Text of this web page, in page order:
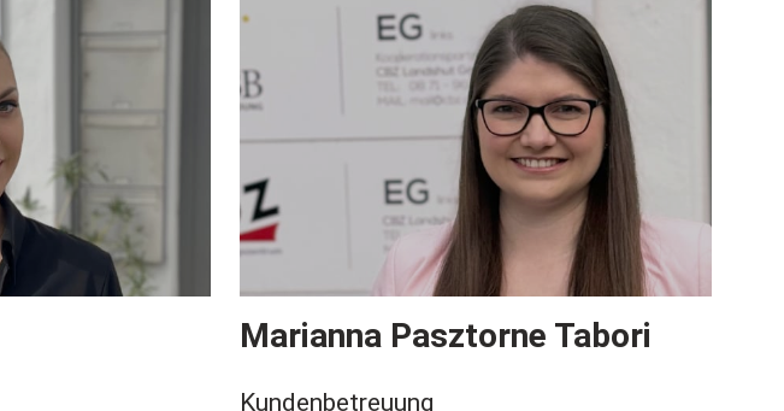
Marianna Pasztorne Tabori
Kundenbetreuung